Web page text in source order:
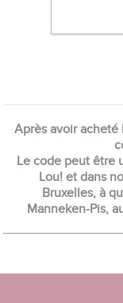
Après avoir
Le code peut être
Lou! et dans
Bruxelles, à
Manneken-Pis,